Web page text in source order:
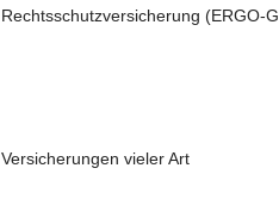
Rechtsschutzversicherung (ERGO-
Versicherungen vieler Art